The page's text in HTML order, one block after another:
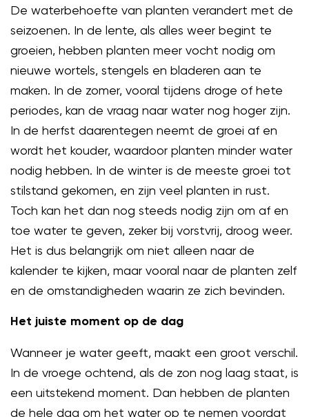
De waterbehoefte van planten verandert met de
seizoenen. In de lente, als alles weer begint te
groeien, hebben planten meer vocht nodig om
nieuwe wortels, stengels en bladeren aan te
maken. In de zomer, vooral tijdens droge of hete
periodes, kan de vraag naar water nog hoger zijn.
In de herfst daarentegen neemt de groei af en
wordt het kouder, waardoor planten minder water
nodig hebben. In de winter is de meeste groei tot
stilstand gekomen, en zijn veel planten in rust.
Toch kan het dan nog steeds nodig zijn om af en
toe water te geven, zeker bij vorstvrij, droog weer.
Het is dus belangrijk om niet alleen naar de
kalender te kijken, maar vooral naar de planten zelf
en de omstandigheden waarin ze zich bevinden.
Het juiste moment op de dag
Wanneer je water geeft, maakt een groot verschil.
In de vroege ochtend, als de zon nog laag staat, is
een uitstekend moment. Dan hebben de planten
de hele dag om het water op te nemen voordat